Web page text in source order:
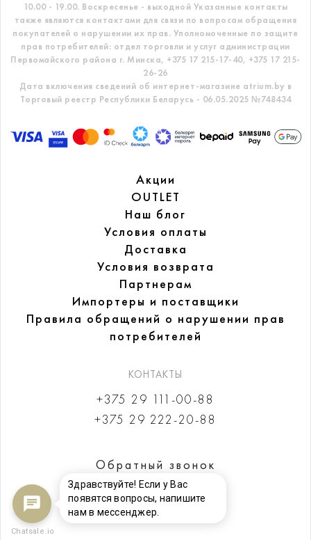
10.00 - 19.00. Воскресенье - выходной Указанные контакты
также являются контактами для связи по вопросам обращения
покупателей о нарушении их прав. Уполномоченные по защите
прав потребителей: отдел торговли и услуг администрации
Первомайского района г. Минска, +375 17 215-17-40, +375 17 215-
26-26
Дата включения сведений об интернет-магазине atrium.by в
Торговый реестр Республики Беларусь - 06.05.2025 №748434
Акции
OUTLET
Наш блог
Условия оплаты
Доставка
Условия возврата
Партнерам
Импортеры и поставщики
Правила обращений о нарушении прав
потребителей
КОНТАКТЫ
+375 29 111-00-88
+375 29 222-20-88
Обратный звонок
Здравствуйте! Если у Вас
появятся вопросы, напишите
нам в мессенджер.
Chatsale.io